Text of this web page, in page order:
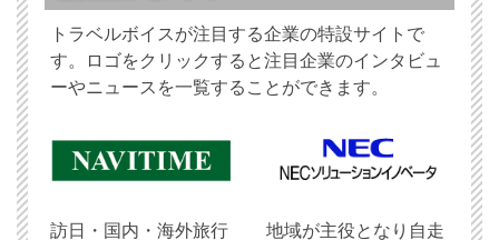
トラベルボイスが注目する企業の特設サイトで
す。ロゴをクリックすると注目企業のインタビュ
ーやニュースを一覧することができます。
訪日・国内・海外旅行 地域が主役となり自走